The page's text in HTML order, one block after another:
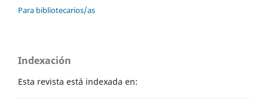
Para bibliotecarios/as
Indexación
Esta revista está indexada en: